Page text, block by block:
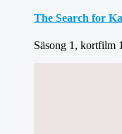
The Search for
Säsong 1, kortfilm 1